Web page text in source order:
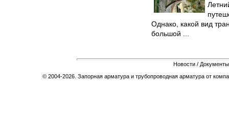
Однако, какой вид
большой ...
Новости / Документы
© 2004-2026. Запорная арматура и трубопроводная арматура от